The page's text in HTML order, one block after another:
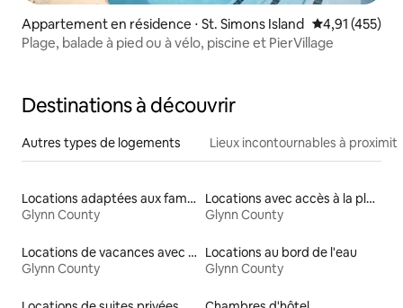
Appartement en résidence ⋅ St. Simons Island Évaluation
4,91 (455)
Plage, balade à pied ou à vélo, piscine et PierVillage
Destinations à découvrir
Autres types de logements Lieux incontournables à
Locations adaptées aux familles
Glynn County
Locations avec accès à la plage
Glynn County
Locations de vacances avec piscine
Glynn County
Locations au bord de l'eau
Glynn County